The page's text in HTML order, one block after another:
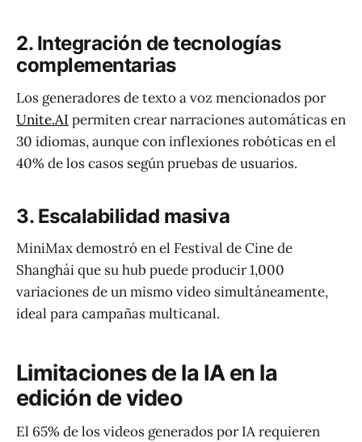
2. Integración de tecnologías
complementarias
Los generadores de texto a voz mencionados por
Unite.AI permiten crear narraciones automáticas en
30 idiomas, aunque con inflexiones robóticas en el
40% de los casos según pruebas de usuarios.
3. Escalabilidad masiva
MiniMax demostró en el Festival de Cine de
Shanghái que su hub puede producir 1,000
variaciones de un mismo video simultáneamente,
ideal para campañas multicanal.
Limitaciones de la IA en la
edición de video
El 65% de los videos generados por IA requieren